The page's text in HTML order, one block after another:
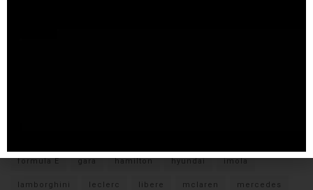
formula E gara hamilton hyundai imola
lamborghini leclerc libere mclaren mercedes